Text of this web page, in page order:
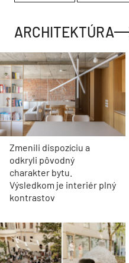
ARCHITEKTÚRA
Zmenili dispozíciu a
odkryli pôvodný
charakter bytu.
Výsledkom je interiér plný
kontrastov